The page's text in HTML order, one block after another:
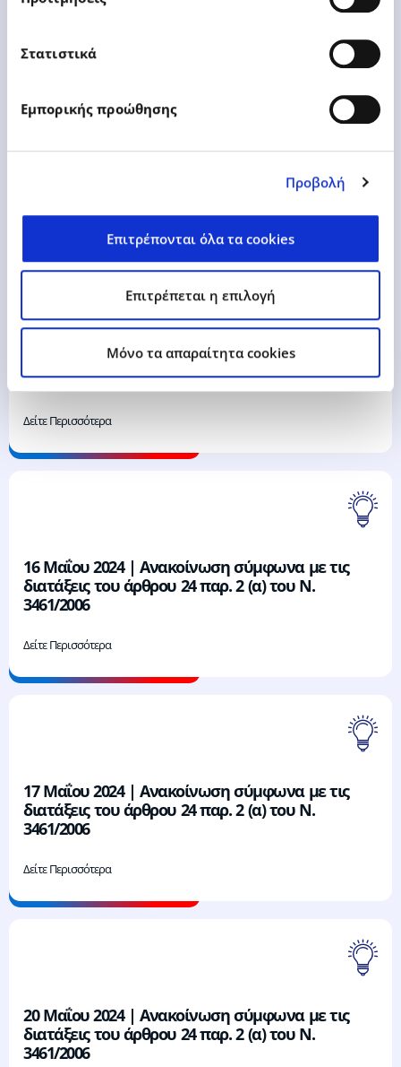
Στατιστικά
Εμπορικής προώθησης
Προβολή
Επιτρέπονται όλα τα cookies
Επιτρέπεται η επιλογή
Mόνο τα απαραίτητα cookies
16 Μαΐου 2024 | Ανακοίνωση Ρυθμιζόμενης
Πληροφορίας σύμφωνα με τις διατάξεις του
Ν.3556/2007
Δείτε Περισσότερα
16 Μαΐου 2024 | Ανακοίνωση σύμφωνα με τις
διατάξεις του άρθρου 24 παρ. 2 (α) του Ν.
3461/2006
Δείτε Περισσότερα
17 Μαΐου 2024 | Ανακοίνωση σύμφωνα με τις
διατάξεις του άρθρου 24 παρ. 2 (α) του Ν.
3461/2006
Δείτε Περισσότερα
20 Μαΐου 2024 | Ανακοίνωση σύμφωνα με τις
διατάξεις του άρθρου 24 παρ. 2 (α) του Ν.
3461/2006